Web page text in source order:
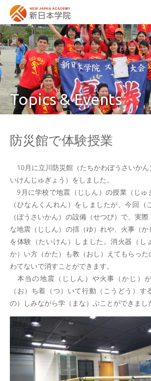
Topics & Events
防災館で体験授業
10月に立川防災館（たちかわぼうさいかん
いけんじゅぎょう）をしました。
9月に学校で地震（じしん）の授業（じゅ
（ひなんくんれん）をしましたが、今回（
（ぼうさいかん）の設備（せつび）で、実
な地震（じしん）の揺（ゆ）れや、火事（か
を体験（たいけん）しました。消火器（し
か）い方（かた）も教（おし）えてもらっ
わてないで消すことができます。
本当の地震（じしん）や火事（かじ）
（お）ち着（つ）いて行動（こうどう）す
の）しみながら学（まな）ぶことができまし